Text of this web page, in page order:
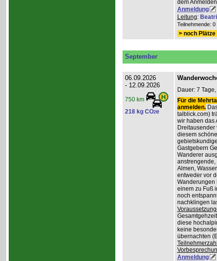
dem
Anmeldung
Leitung:
Teilnehmende:
> noch
September
06.09.2026
- 12.09.2026
750 km
218 kg CO2e
Dauer: 7
Für die
anmelden.
talblick.com)
wir haben das
diesem
Gastgebern
Wanderer
Almen,
entweder vor
Wanderungen
einem zu Fuß
noch
nachklingen
diese
keine
übernachten
Anmeldung